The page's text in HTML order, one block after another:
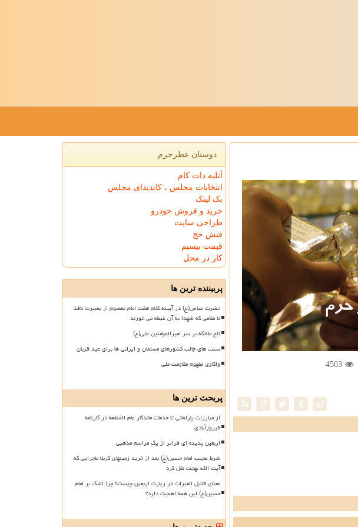
4503
دوستان عطرحرم
آتلیه دات کام
انتخابات مجلس ، کاندیدای مجلس
بک لینک
خرید و فروش خودرو
طراحی سایت
فیش حج
قیمت بیسیم
کار در محل
پربیننده ترین ها
حضرت عباس(ع) در آیینه کلام هفت امام معصوم از بصیرت نافذ
تا مقامی که شهدا به آن غبطه می خورند
تاج ملائکه بر سر امیرالمؤمنین علی(ع)
سنت های جالب کشورهای مسلمان و ایرانی ها برای عید قربان
واکاوی مفهوم مقاومت ملی
پربحث ترین ها
از مبارزات پارلمانی تا خدمات ماندگار عام المنفعه در کارنامه
فیروزآبادی
اربعین پدیده ای فراتر از یک مراسم مذهبی
شرط عجیب امام حسین(ع) بعد از خرید زمینهای کربلا ماجرایی که
آیت الله بهجت نقل کرد
معنای قتیل العبرات در زیارت اربعین چیست؟ چرا اشک بر امام
حسین(ع) این همه اهمیت دارد؟